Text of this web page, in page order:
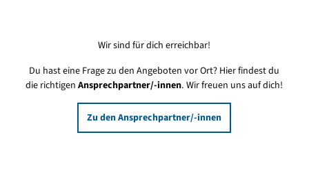
Wir sind für dich erreichbar!
Du hast eine Frage zu den Angeboten vor Ort? Hier findest du
die richtigenAnsprechpartner/-innen. Wir freuen uns auf dich!
Zu den Ansprechpartner/-innen